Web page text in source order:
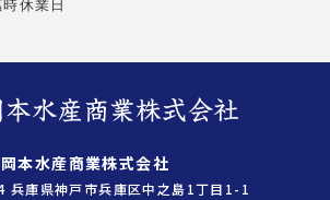
休業日
岡本水産商業株式会社
兵庫県神戸市兵庫区中之島1丁目1-1